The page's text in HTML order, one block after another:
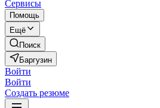
Сервисы
Помощь
Ещё
Поиск
Баргузин
Войти
Войти
Создать резюме